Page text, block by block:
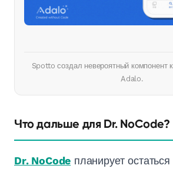
Spotto создал невероятный компонент
Adalo.
Что дальше для Dr. NoCode?
Dr. NoCode планирует остаться